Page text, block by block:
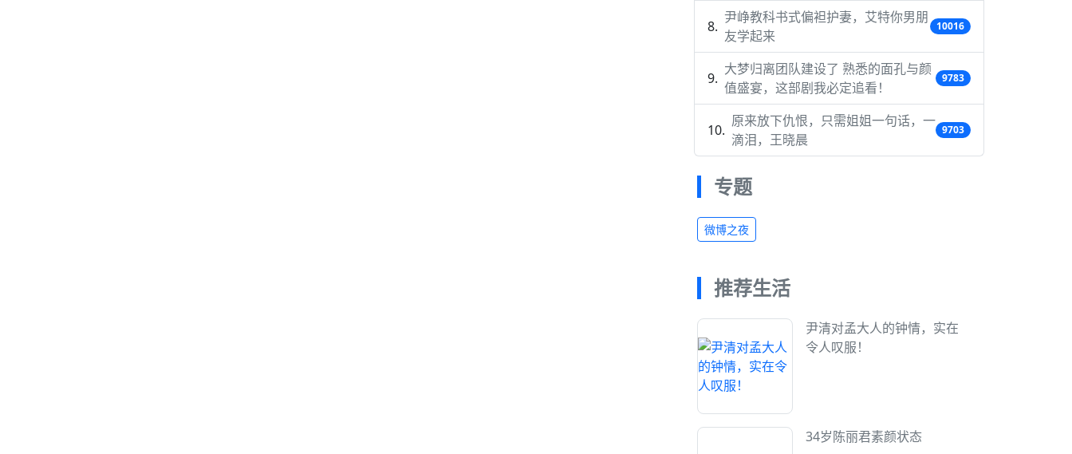
尹峥教科书式偏袒护妻，艾特你男朋
友学起来
10016
大梦归离团队建设了 熟悉的面孔与颜
值盛宴，这部剧我必定追看！
9783
原来放下仇恨，只需姐姐一句话，一
滴泪，王晓晨
9703
专题
微博之夜
推荐生活
尹清对孟大人的钟情，实在
令人叹服！
34岁陈丽君素颜状态